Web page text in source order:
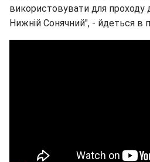
використовувати для проходу
Нижній Сонячний", - йдеться в